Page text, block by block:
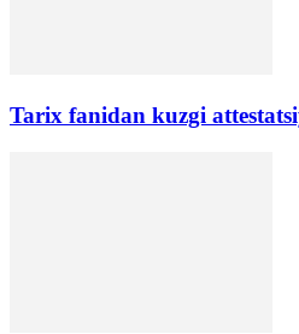
Tarix fanidan kuzgi